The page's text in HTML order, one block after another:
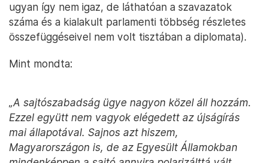
ugyan így nem igaz, de láthatóan a szavazatok
száma és a kialakult parlamenti többség részletes
összefüggéseivel nem volt tisztában a diplomata).
Mint mondta:
„A sajtószabadság ügye nagyon közel áll hozzám.
Ezzel együtt nem vagyok elégedett az újságírás
mai állapotával. Sajnos azt hiszem,
Magyarországon is, de az Egyesült Államokban